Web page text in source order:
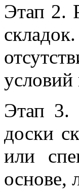
Этап 2.
условий
Этап 3.
доски
или
основе,